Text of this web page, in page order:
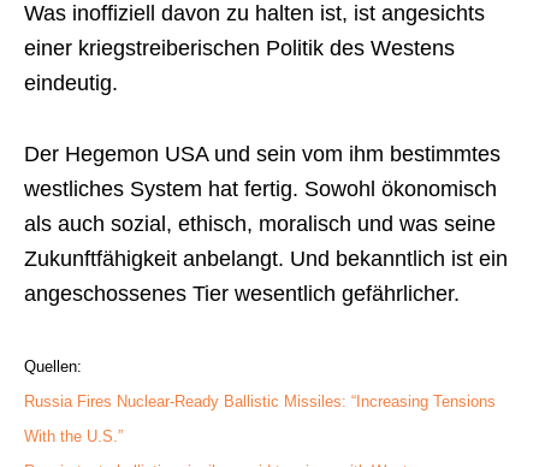
Was inoffiziell davon zu halten ist, ist angesichts
einer kriegstreiberischen Politik des Westens
eindeutig.
Der Hegemon USA und sein vom ihm bestimmtes
westliches System hat fertig. Sowohl ökonomisch
als auch sozial, ethisch, moralisch und was seine
Zukunftfähigkeit anbelangt. Und bekanntlich ist ein
angeschossenes Tier wesentlich gefährlicher.
Quellen:
Russia Fires Nuclear-Ready Ballistic Missiles: “Increasing Tensions
With the U.S.”